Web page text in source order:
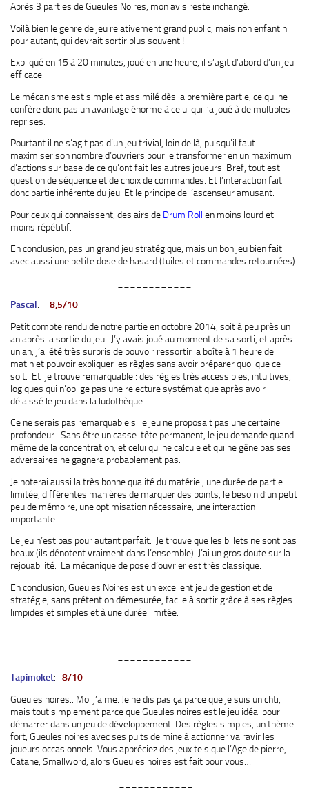
Après 3 parties de Gueules Noires, mon avis reste inchangé.
Voilà bien le genre de jeu relativement grand public, mais non enfantin
pour autant, qui devrait sortir plus souvent !
Expliqué en 15 à 20 minutes, joué en une heure, il s’agit d’abord d’un jeu
efficace.
Le mécanisme est simple et assimilé dès la première partie, ce qui ne
confère donc pas un avantage énorme à celui qui l’a joué à de multiples
reprises.
Pourtant il ne s’agit pas d’un jeu trivial, loin de là, puisqu’il faut
maximiser son nombre d’ouvriers pour le transformer en un maximum
d’actions sur base de ce qu’ont fait les autres joueurs. Bref, tout est
question de séquence et de choix de commandes. Et l’interaction fait
donc partie inhérente du jeu. Et le principe de l’ascenseur amusant.
Pour ceux qui connaissent, des airs de Drum Roll en moins lourd et
moins répétitif.
En conclusion, pas un grand jeu stratégique, mais un bon jeu bien fait
avec aussi une petite dose de hasard (tuiles et commandes retournées).
Pascal: 8,5/10
Petit compte rendu de notre partie en octobre 2014, soit à peu près un
an après la sortie du jeu. J’y avais joué au moment de sa sorti, et après
un an, j’ai été très surpris de pouvoir ressortir la boîte à 1 heure de
matin et pouvoir expliquer les règles sans avoir préparer quoi que ce
soit. Et je trouve remarquable : des règles très accessibles, intuitives,
logiques qui n’oblige pas une relecture systématique après avoir
délaissé le jeu dans la ludothèque.
Ce ne serais pas remarquable si le jeu ne proposait pas une certaine
profondeur. Sans être un casse-tête permanent, le jeu demande quand
même de la concentration, et celui qui ne calcule et qui ne gêne pas ses
adversaires ne gagnera probablement pas.
Je noterai aussi la très bonne qualité du matériel, une durée de partie
limitée, différentes manières de marquer des points, le besoin d’un petit
peu de mémoire, une optimisation nécessaire, une interaction
importante.
Le jeu n’est pas pour autant parfait. Je trouve que les billets ne sont pas
beaux (ils dénotent vraiment dans l’ensemble). J’ai un gros doute sur la
rejouabilité. La mécanique de pose d’ouvrier est très classique.
En conclusion, Gueules Noires est un excellent jeu de gestion et de
stratégie, sans prétention démesurée, facile à sortir grâce à ses règles
limpides et simples et à une durée limitée.
Tapimoket:
8/10
Gueules noires.. Moi j’aime. Je ne dis pas ça parce que je suis un chti,
mais tout simplement parce que Gueules noires est le jeu idéal pour
démarrer dans un jeu de développement. Des règles simples, un thème
fort, Gueules noires avec ses puits de mine à actionner va ravir les
joueurs occasionnels. Vous appréciez des jeux tels que l’Age de pierre,
Catane, Smallword, alors Gueules noires est fait pour vous…